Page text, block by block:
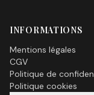
INFORMATIONS
Mentions légales
CGV
Politique de
Politique cookies